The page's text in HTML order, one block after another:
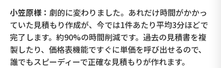
小笠原様： 劇的に変わりました。あれだけ時間がかかっ
ていた見積もり作成が、今では1件あたり平均3分ほどで
完了します。約90%の時間削減です。過去の見積書を複
製したり、価格表機能ですぐに単価を呼び出せるので、
誰でもスピーディーで正確な見積もりが作れます。